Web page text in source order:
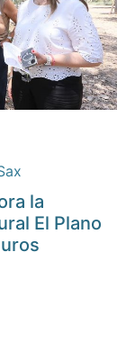
la
El Plano